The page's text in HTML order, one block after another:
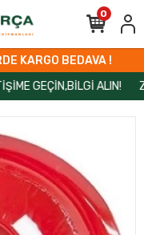
KARGO BEDAVA !
GEÇİN,BİLGİ ALIN!
0